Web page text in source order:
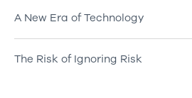
A New Era of Technology
The Risk of Ignoring Risk